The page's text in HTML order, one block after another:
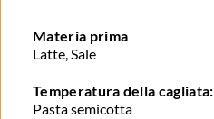
Materia prima
Latte, Sale
Temperatura della cagliata:
Pasta semicotta